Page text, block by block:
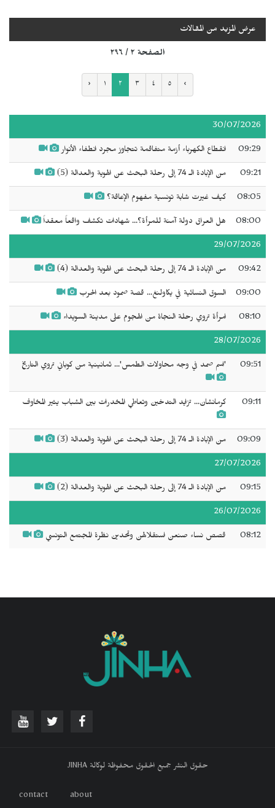
عرض المزيد من المقالات
الصفحة ٢ / ٢٩٦
‹ ١ ٢ ٣ ٤ ٥ ›
30/07/2026
09:29 انقطاع الكهرباء أزمة متفاقمة تتجاوز مجرد انطفاء الأنوار
09:21 من الإبادة الـ 74 إلى رحلة البحث عن الهوية والعدالة (5)
08:05 كيف غيرت شابة تونسية مفهوم الإعاقة؟
08:00 هل العراق دولة آمنة للمرأة؟... شهادات تكشف واقعاً معقداً
29/07/2026
09:42 من الإبادة الـ 74 إلى رحلة البحث عن الهوية والعدالة (4)
09:00 السوق النسائية في يكاولنغ... قصة صمود بعد الحرب
08:10 امرأة تروي رحلة النجاة من الهجوم على مدينة السويداء
28/07/2026
09:51 'اسم صمد في وجه محاولات الطمس'... ثمانينية من كوباني تروي التاريخ
09:11 كرمانشان... تزايد التدخين وتعاطي المخدرات بين الشباب يثير المخاوف
09:09 من الإبادة الـ 74 إلى رحلة البحث عن الهوية والعدالة (3)
27/07/2026
09:15 من الإبادة الـ 74 إلى رحلة البحث عن الهوية والعدالة (2)
26/07/2026
08:12 قصص نساء صنعن استقلالهن وتحدين نظرة المجتمع التونسي
حقوق النشر جميع الحقوق محفوظة لوكالة JINHA
about
contact